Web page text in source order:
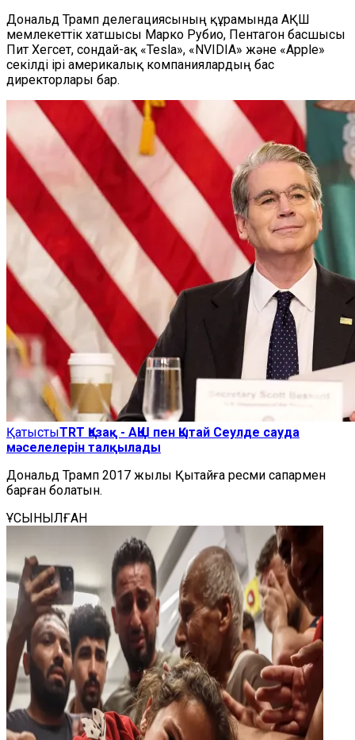
Дональд Трамп делегациясының құрамында АҚШ
мемлекеттік хатшысы Марко Рубио, Пентагон басшысы
Пит Хегсет, сондай-ақ «Tesla», «NVIDIA» және «Apple»
секілді ірі америкалық компаниялардың бас
директорлары бар.
ҚатыстыTRT Қазақ - АҚШ пен Қытай Сеулде сауда
мәселелерін талқылады
Дональд Трамп 2017 жылы Қытайға ресми сапармен
барған болатын.
ҰСЫНЫЛҒАН